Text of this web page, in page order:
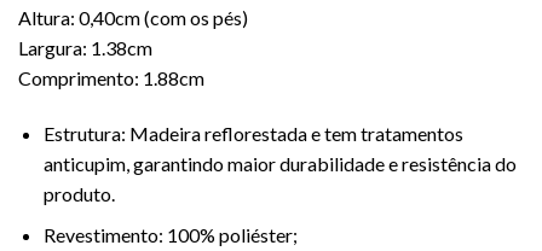
Altura: 0,40cm (com os pés)
Largura: 1.38cm
Comprimento: 1.88cm
Estrutura: Madeira reflorestada e tem tratamentos
anticupim, garantindo maior durabilidade e resistência do
produto.
Revestimento: 100% poliéster;